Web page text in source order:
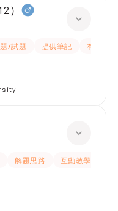
）
/試題 提供筆記
有耐性
解題思路 互動教學